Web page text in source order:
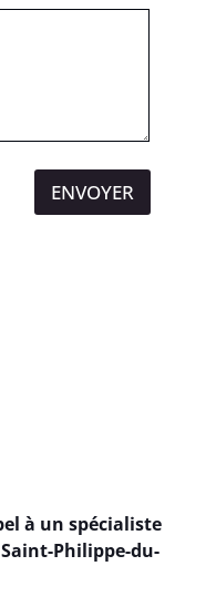
ENVOYER
à un spécialiste
Philippe-du-